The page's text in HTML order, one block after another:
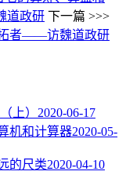
道政研 下一篇 >>>
者——访魏道政研
上） 2020-06-17
机和计算器2020-05-
的尺类2020-04-10